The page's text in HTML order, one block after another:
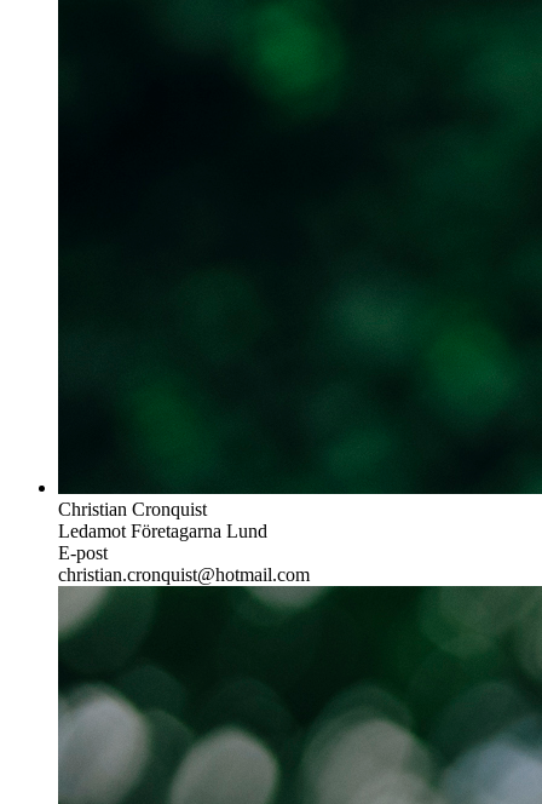
Christian Cronquist
Ledamot Företagarna Lund
E-post
christian.cronquist@hotmail.com